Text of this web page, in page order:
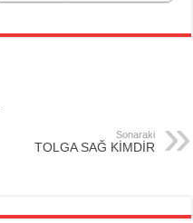
Sonaraki
TOLGA SAĞ KİMDİR